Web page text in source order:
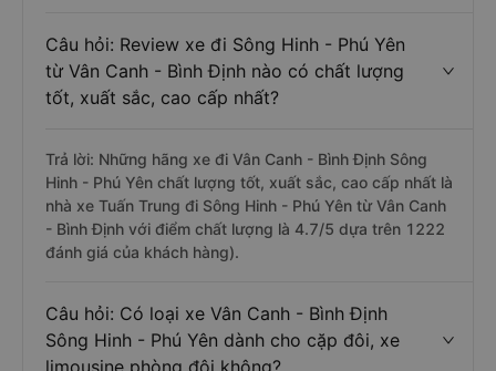
Câu hỏi: Review xe đi Sông Hinh - Phú Yên
từ Vân Canh - Bình Định nào có chất lượng
tốt, xuất sắc, cao cấp nhất?
Trả lời: Những hãng xe đi Vân Canh - Bình Định Sông
Hinh - Phú Yên chất lượng tốt, xuất sắc, cao cấp nhất là
nhà xe Tuấn Trung đi Sông Hinh - Phú Yên từ Vân Canh
- Bình Định với điểm chất lượng là 4.7/5 dựa trên 1222
đánh giá của khách hàng).
Câu hỏi: Có loại xe Vân Canh - Bình Định
Sông Hinh - Phú Yên dành cho cặp đôi, xe
limousine phòng đôi không?